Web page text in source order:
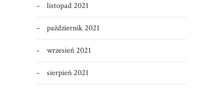
listopad 2021
październik 2021
wrzesień 2021
sierpień 2021